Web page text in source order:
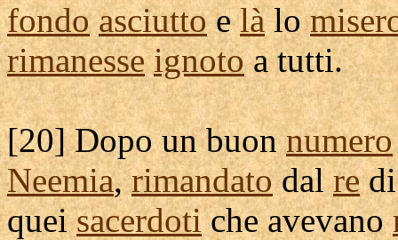
fondo asciuttoelàlo
rimanesse ignotoa tutti.
[20] Dopo un buonnumero
Neemia,rimandatodalre
queisacerdotiche avevano